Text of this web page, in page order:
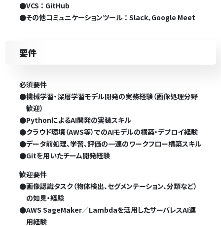
●VCS ： GitHub
●その他コミュニケーションツール ： Slack、Google Meet
要件
必須要件
●機械学習・深層学習モデル開発の実務経験（画像処理分野
歓迎）
●PythonによるAI開発の実装スキル
●クラウド環境（AWS等）でのAIモデルの構築・デプロイ経験
●データ前処理、学習、評価の一連のワークフロー構築スキル
●Gitを用いたチーム開発経験
歓迎要件
●画像認識タスク（物体検出、セグメンテーション、分類など）
の知見・経験
●AWS SageMaker／Lambdaを活用したサーバレスAI運
用経験